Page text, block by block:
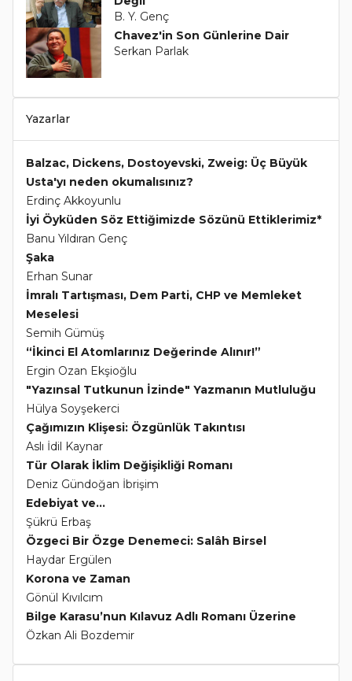
B. Y. Genç
Chavez'in Son Günlerine Dair
Serkan Parlak
Yazarlar
Balzac, Dickens, Dostoyevski, Zweig: Üç Büyük
Usta'yı neden okumalısınız?
Erdinç Akkoyunlu
İyi Öyküden Söz Ettiğimizde Sözünü Ettiklerimiz*
Banu Yıldıran Genç
Şaka
Erhan Sunar
İmralı Tartışması, Dem Parti, CHP ve Memleket
Meselesi
Semih Gümüş
“İkinci El Atomlarınız Değerinde Alınır!”
Ergin Ozan Ekşioğlu
"Yazınsal Tutkunun İzinde" Yazmanın Mutluluğu
Hülya Soyşekerci
Çağımızın Klişesi: Özgünlük Takıntısı
Aslı İdil Kaynar
Tür Olarak İklim Değişikliği Romanı
Deniz Gündoğan İbrişim
Edebiyat ve...
Şükrü Erbaş
Özgeci Bir Özge Denemeci: Salâh Birsel
Haydar Ergülen
Korona ve Zaman
Gönül Kıvılcım
Bilge Karasu’nun Kılavuz Adlı Romanı Üzerine
Özkan Ali Bozdemir